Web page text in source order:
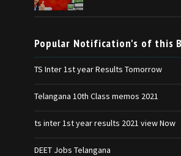
Popular Notification's of this
TS Inter 1st year Results Tomorrow
Telangana 10th Class memos 2021
ts inter 1st year results 2021 view Now
DEET Jobs Telangana